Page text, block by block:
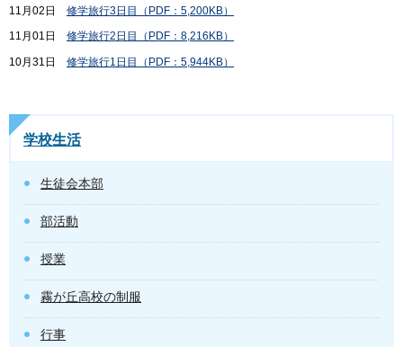
11月02日 修学旅行3日目（PDF：5,200KB）
11月01日 修学旅行2日目（PDF：8,216KB）
10月31日 修学旅行1日目（PDF：5,944KB）
学校生活
生徒会本部
部活動
授業
霧が丘高校の制服
行事